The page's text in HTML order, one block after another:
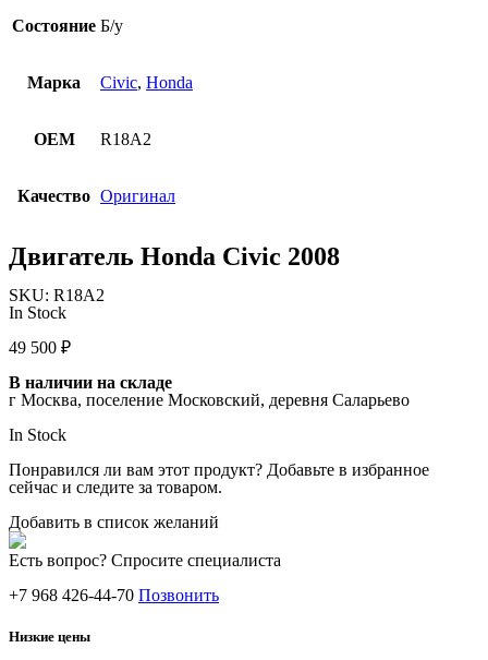
Состояние Б/у
Марка Civic, Honda
OEM R18A2
Качество Оригинал
Двигатель Honda Civic 2008
SKU: R18A2
In Stock
49 500 ₽
В наличии на складе
г Москва, поселение Московский, деревня Саларьево
In Stock
Понравился ли вам этот продукт? Добавьте в избранное
сейчас и следите за товаром.
Добавить в список желаний
Есть вопрос? Спросите специалиста
+7 968 426-44-70 Позвонить
Низкие цены